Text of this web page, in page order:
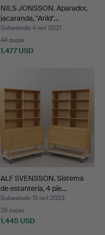
NILS JONSSON. Aparador,
jacaranda, "Arild"…
Subastado 4 oct 2021
44 pujas
1.477 USD
ALF SVENSSON. Sistema
de estantería, 4 pie…
Subastado 15 oct 2023
26 pujas
1.445 USD